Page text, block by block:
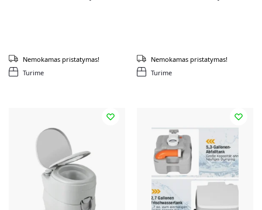
Turime
Nemokamas pristatymas!
Turime
Nemokamas pristatymas!